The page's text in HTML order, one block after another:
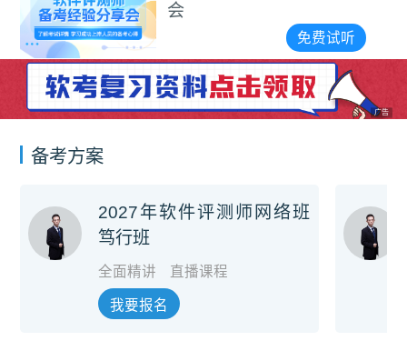
会
免费试听
广告
备考方案
2027年软件评测师网络班
笃行班
全面精讲 直播课程
我要报名